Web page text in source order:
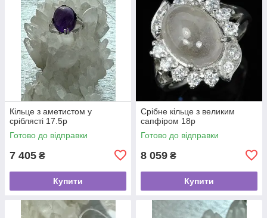
Кільце з аметистом у
сріблясті 17.5р
Готово до відправки
7 405 ₴
Купити
Срібне кільце з великим
сапфіром 18р
Готово до відправки
8 059 ₴
Купити